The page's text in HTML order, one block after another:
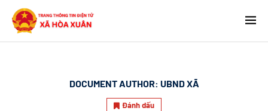
DOCUMENT AUTHOR: UBND XÃ
Đánh dấu